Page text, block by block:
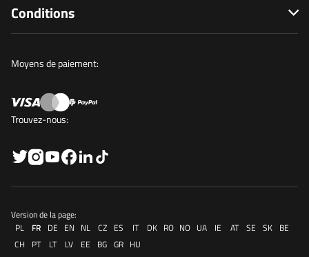
Conditions
Moyens de paiement:
Trouvez-nous:
Version de la page:
PL
FR DE EN NL CZ ES IT DK RO NO UA IE AT SE SK BE
CH
PT LT LV EE BG GR HU